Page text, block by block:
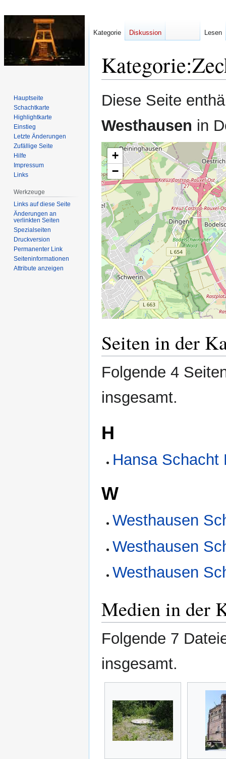
Kategorie:
Zur
Navigation
Zur
Suche
Diese Seite
Westhausen in
+
−
Seiten in der
Folgende 4
insgesamt.
H
Hansa Schacht
W
Westhausen
Westhausen
Westhausen
Medien in der
Folgende 7
insgesamt.
Kategorie Diskussion Lesen
Hauptseite
Schachtkarte
Highlightkarte
Einstieg
Letzte Änderungen
Zufällige Seite
Hilfe
Impressum
Links
Werkzeuge
Links auf diese Seite
Änderungen an
verlinkten Seiten
Spezialseiten
Druckversion
Permanenter Link
Seiten­­informationen
Attribute anzeigen